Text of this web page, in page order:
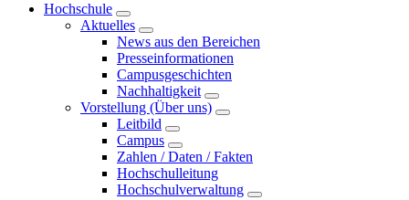
Hochschule
Aktuelles
News aus den Bereichen
Presseinformationen
Campusgeschichten
Nachhaltigkeit
Vorstellung (Über uns)
Leitbild
Campus
Zahlen / Daten / Fakten
Hochschulleitung
Hochschulverwaltung